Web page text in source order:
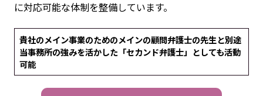
に対応可能な体制を整備しています。
貴社のメイン事業のためのメインの顧問弁護士の先生と別途
当事務所の強みを活かした「セカンド弁護士」としても活動
可能